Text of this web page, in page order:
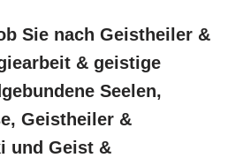
Sie nach Geistheiler &
& geistige
Seelen,
Geistheiler &
und Geist &